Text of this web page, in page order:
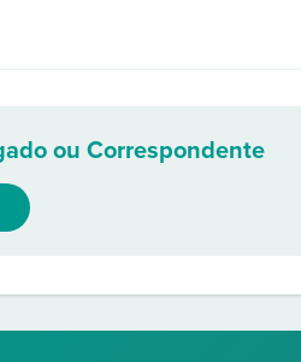
ou Correspondente